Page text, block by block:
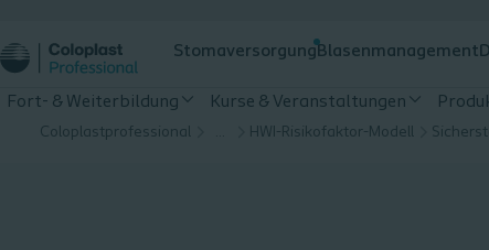
Stomaversorgung Blasenmanagement
Fort- & Weiterbildung Kurse & Veranstaltungen
Coloplastprofessional HWI-Risikofaktor-Modell